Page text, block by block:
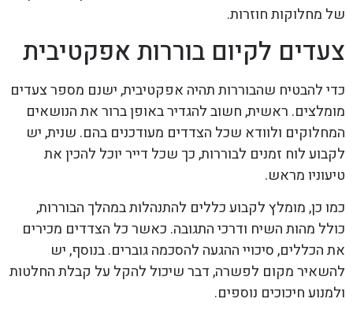
של מחלוקות חוזרות.
צעדים לקיום בוררות אפקטיבית
כדי להבטיח שהבוררות תהיה אפקטיבית, ישנם מספר צעדים
מומלצים. ראשית, חשוב להגדיר באופן ברור את הנושאים
המחלוקים ולוודא שכל הצדדים מעודכנים בהם. שנית, יש
לקבוע לוח זמנים לבוררות, כך שכל דייר יוכל להכין את
טיעוניו מראש.
כמו כן, מומלץ לקבוע כללים להתנהלות במהלך הבוררות,
כולל מהות השיח ודרכי התגובה. כאשר כל הצדדים מכירים
את הכללים, סיכויי ההגעה להסכמה גוברים. בנוסף, יש
להשאיר מקום לפשרה, דבר שיכול להקל על קבלת החלטות
ולמנוע חיכוכים נוספים.